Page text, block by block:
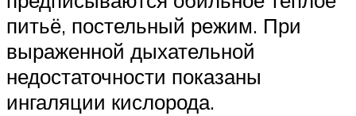
питьё, постельный режим. При
выраженной дыхательной
недостаточности показаны
ингаляции кислорода.